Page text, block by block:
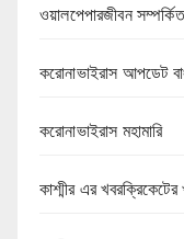
ওয়ালপেপারজীবন
করোনাভাইরাস আপডেট
করোনাভাইরাস মহামারি
কাশ্মীর এর খবরক্রিকেটের